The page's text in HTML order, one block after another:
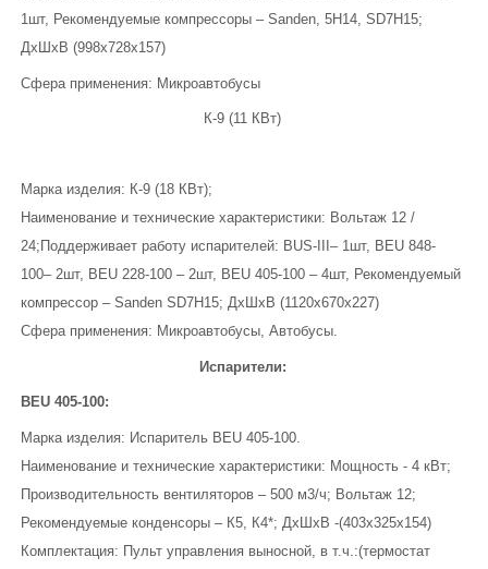
1шт, Рекомендуемые компрессоры – Sanden, 5Н14, SD7Н15;
ДхШхВ (998х728х157)
Сфера применения: Микроавтобусы
К-9 (11 КВт)
Марка изделия: К-9 (18 КВт);
Наименование и технические характеристики: Вольтаж 12 /
24;Поддерживает работу испарителей: BUS-III– 1шт, BEU 848-
100– 2шт, BEU 228-100 – 2шт, BEU 405-100 – 4шт, Рекомендуемый
компрессор – Sanden SD7Н15; ДхШхВ (1120х670х227)
Сфера применения: Микроавтобусы, Автобусы.
Испарители:
BEU 405-100:
Марка изделия: Испаритель BEU 405-100.
Наименование и технические характеристики: Мощность - 4 кВт;
Производительность вентиляторов – 500 м3/ч; Вольтаж 12;
Рекомендуемые конденсоры – К5, К4*; ДхШхВ -(403х325х154)
Комплектация: Пульт управления выносной, в т.ч.:(термостат